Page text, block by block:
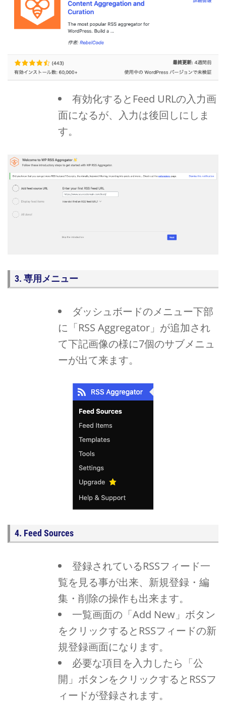
有効化するとFeed URLの入力画
面になるが、入力は後回しにしま
す。
3. 専用メニュー
ダッシュボードのメニュー下部
に「RSS Aggregator」が追加され
て下記画像の様に7個のサブメニュ
ーが出て来ます。
4. Feed Sources
登録されているRSSフィード一
覧を見る事が出来、新規登録・編
集・削除の操作も出来ます。
一覧画面の「Add New」ボタン
をクリックするとRSSフィードの新
規登録画面になります。
必要な項目を入力したら「公
開」ボタンをクリックするとRSSフ
ィードが登録されます。